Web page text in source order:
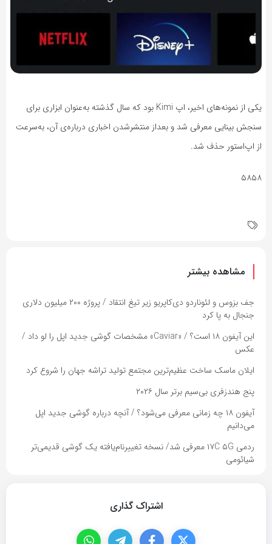
یکی از نمونه‌های اخیر، اپ Kimi بود که سال گذشته به‌عنوان ابزاری برای
سنجش بینایی معرفی شد و بعداز منتشرشدن اخباری درباره‌ی آن، به‌سرعت
از اپ‌استور حذف شد.
۵۸۵۸
مشاهده بیشتر
جف بزوس و لئوناردو دی‌کاپریو زیر تیغ انتقاد / پروژه ۲۰۰ میلیون دلاری
جنجال به پا کرد
این آیفون ۱۸ است؟ / «Caviar» مشخصات گوشی جدید اپل را لو داد /
عکس
ایلان ماسک ساخت عظیم‌ترین مجتمع تولید تراشه جهان را شروع کرد
پنج هندزفری بی‌سیم برتر سال ۲۰۲۶
آیفون ۱۸ چه زمانی معرفی می‌شود؟ / آنچه درباره گوشی جدید اپل
می‌دانیم
ردمی ۱۷C ۵G معرفی شد/ نسخه تغییرنام‌یافته یک گوشی قدیمی‌تر
شیائومی
اشتراک گذاری